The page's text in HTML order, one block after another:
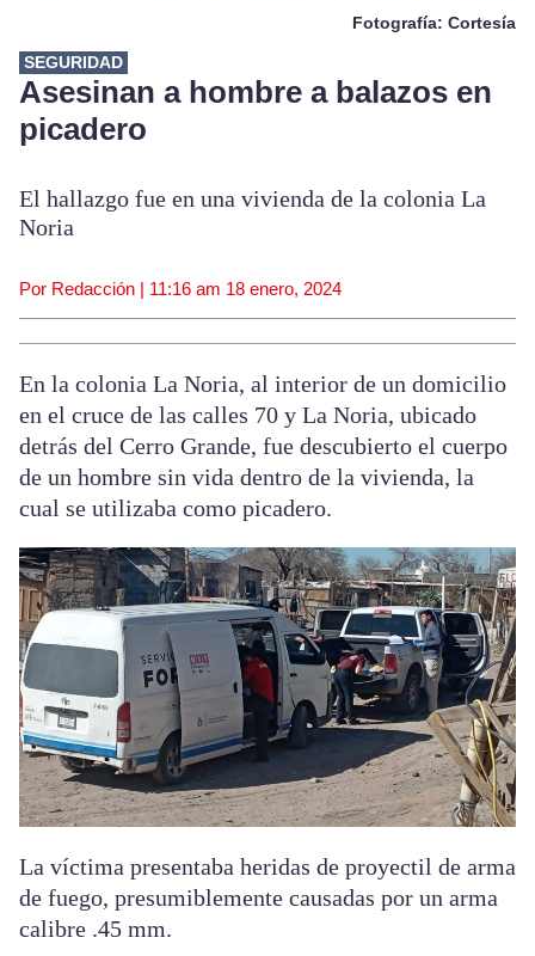
Fotografía: Cortesía
SEGURIDAD
Asesinan a hombre a balazos en
picadero
El hallazgo fue en una vivienda de la colonia La
Noria
Por Redacción | 11:16 am 18 enero, 2024
En la colonia La Noria, al interior de un domicilio
en el cruce de las calles 70 y La Noria, ubicado
detrás del Cerro Grande, fue descubierto el cuerpo
de un hombre sin vida dentro de la vivienda, la
cual se utilizaba como picadero.
La víctima presentaba heridas de proyectil de arma
de fuego, presumiblemente causadas por un arma
calibre .45 mm.